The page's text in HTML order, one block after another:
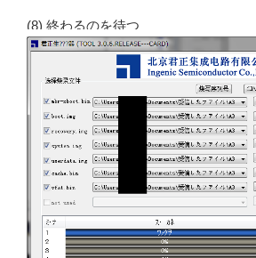
(8) 終わるのを待つ